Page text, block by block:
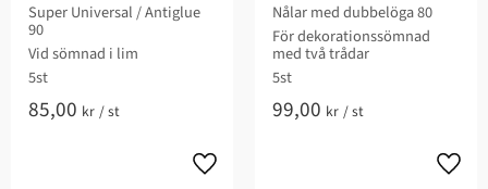
Super Universal / Antiglue
90
Vid sömnad i lim
5st
85,00 kr /st
Nålar med dubbelöga 80
För dekorationssömnad
med två trådar
5st
99,00 kr /st